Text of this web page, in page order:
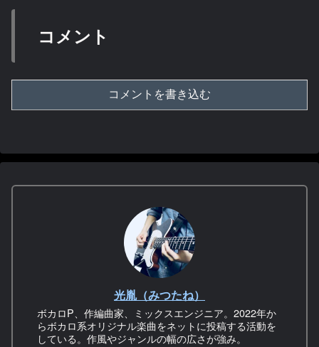
コメント
コメントを書き込む
光胤（みつたね）
ボカロP、作編曲家、ミックスエンジニア。2022年か
らボカロ系オリジナル楽曲をネットに投稿する活動を
している。作風やジャンルの幅の広さが強み。